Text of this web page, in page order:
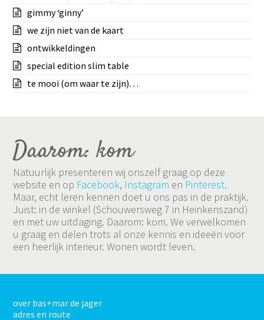
gimmy ‘ginny’
we zijn niet van de kaart
ontwikkeldingen
special edition slim table
te mooi (om waar te zijn)…
Daarom: kom
Natuurlijk presenteren wij onszelf graag op deze
website en op Facebook, Instagram en Pinterest.
Maar, echt leren kennen doet u ons pas in de praktijk.
Juist: in de winkel (Schouwersweg 7 in Heinkenszand)
en met uw uitdaging. Daarom: kom. We verwelkomen
u graag en delen trots al onze kennis en ideeën voor
een heerlijk interieur. Wonen wordt leven.
over bas+mar de jager
adres en route